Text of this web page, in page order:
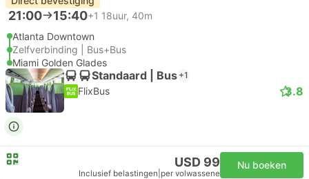
21:00 15:40+1 18uur, 40m
Atlanta Downtown
Zelfverbinding | Bus+Bus
Miami Golden Glades
Standaard | Bus +1
FlixBus 3.8
USD 99
Inclusief belastingen per volwassene
Nu boeken